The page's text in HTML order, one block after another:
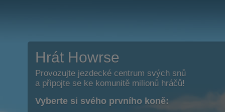
Hrát Howrse
Provozujte jezdecké centrum svých snů
a připojte se ke komunitě milionů hráčů!
Vyberte si svého prvního koně: